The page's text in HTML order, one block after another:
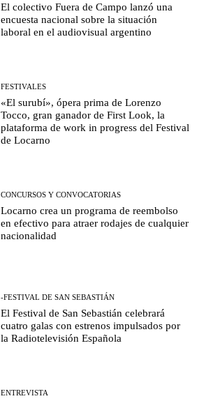
El colectivo Fuera de Campo lanzó una
encuesta nacional sobre la situación
laboral en el audiovisual argentino
FESTIVALES
«El surubí», ópera prima de Lorenzo
Tocco, gran ganador de First Look, la
plataforma de work in progress del Festival
de Locarno
CONCURSOS Y CONVOCATORIAS
Locarno crea un programa de reembolso
en efectivo para atraer rodajes de cualquier
nacionalidad
-FESTIVAL DE SAN SEBASTIÁN
El Festival de San Sebastián celebrará
cuatro galas con estrenos impulsados por
la Radiotelevisión Española
ENTREVISTA